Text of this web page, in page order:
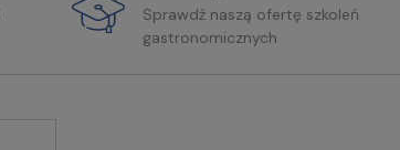
Sprawdź naszą ofertę szkoleń
gastronomicznych